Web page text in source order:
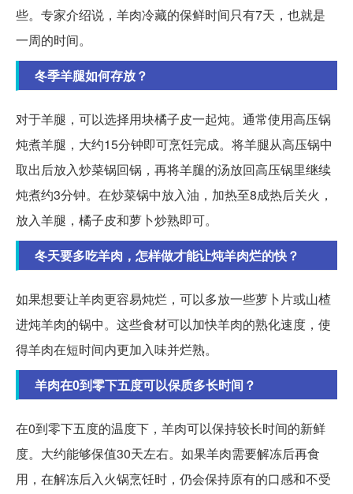
些。专家介绍说，羊肉冷藏的保鲜时间只有7天，也就是
一周的时间。
冬季羊腿如何存放？
对于羊腿，可以选择用块橘子皮一起炖。通常使用高压锅
炖煮羊腿，大约15分钟即可烹饪完成。将羊腿从高压锅中
取出后放入炒菜锅回锅，再将羊腿的汤放回高压锅里继续
炖煮约3分钟。在炒菜锅中放入油，加热至8成热后关火，
放入羊腿，橘子皮和萝卜炒熟即可。
冬天要多吃羊肉，怎样做才能让炖羊肉烂的快？
如果想要让羊肉更容易炖烂，可以多放一些萝卜片或山楂
进炖羊肉的锅中。这些食材可以加快羊肉的熟化速度，使
得羊肉在短时间内更加入味并烂熟。
羊肉在0到零下五度可以保质多长时间？
在0到零下五度的温度下，羊肉可以保持较长时间的新鲜
度。大约能够保值30天左右。如果羊肉需要解冻后再食
用，在解冻后入火锅烹饪时，仍会保持原有的口感和不受